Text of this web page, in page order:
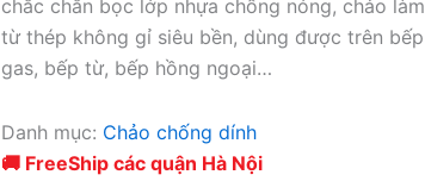
chắc chắn bọc lớp nhựa chống nóng, chảo làm
từ thép không gỉ siêu bền, dùng được trên bếp
gas, bếp từ, bếp hồng ngoại…
Danh mục: Chảo chống dính
🚚 FreeShip các quận Hà Nội